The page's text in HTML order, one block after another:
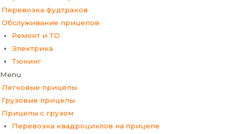
Перевозка фудтраков
Обслуживание прицепов
Ремонт и ТО
Электрика
Тюнинг
Menu
Легковые прицепы
Грузовые прицепы
Прицепы с грузом
Перевозка квадроциклов на прицепе